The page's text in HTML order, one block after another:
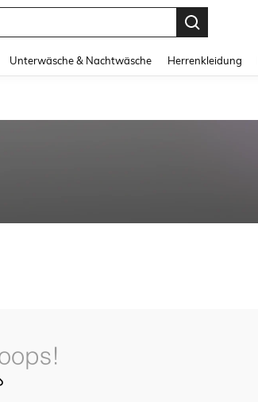
Unterwäsche & Nachtwäsche Herrenkleidung